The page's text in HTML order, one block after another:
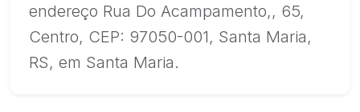
endereço Rua Do Acampamento,, 65,
Centro, CEP: 97050-001, Santa Maria,
RS, em Santa Maria.